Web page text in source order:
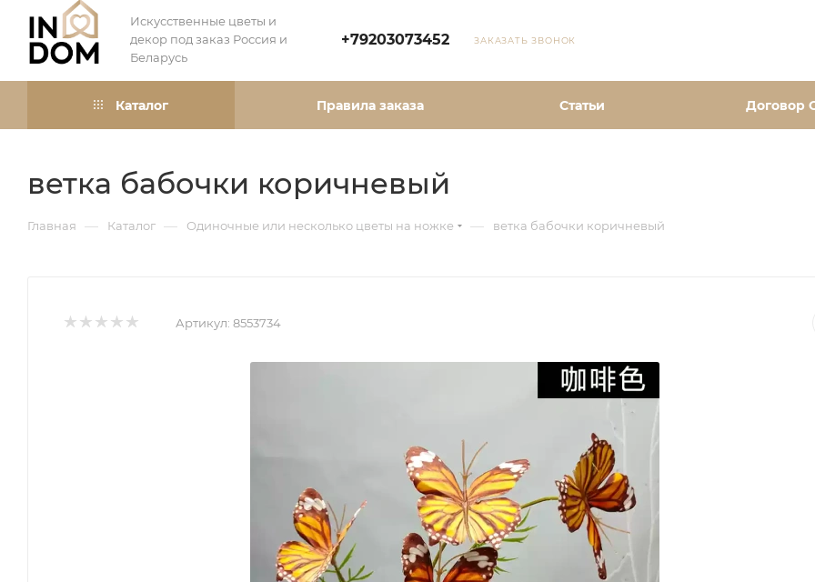
Искусственные цветы и
декор под заказ Россия и
Беларусь
+79203073452 ЗАКАЗАТЬ ЗВОНОК
Каталог Правила заказа Статьи Договор
ветка бабочки коричневый
Главная — Каталог — Одиночные или несколько цветы на ножке — ветка бабочки коричневый
Артикул: 8553734